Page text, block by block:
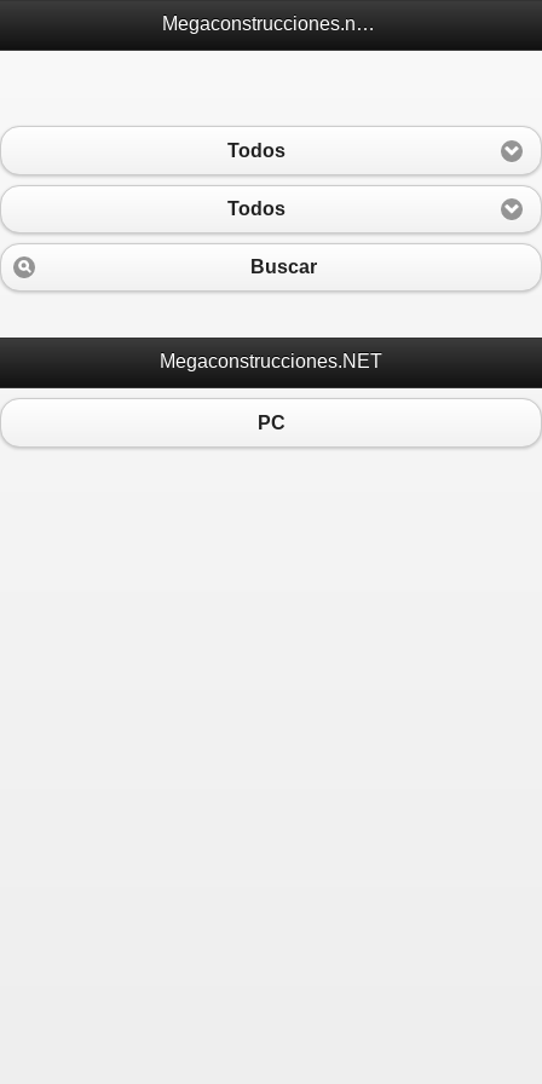
Megaconstrucciones.net Móvil
Todos
Todos
Buscar
Megaconstrucciones.NET
PC